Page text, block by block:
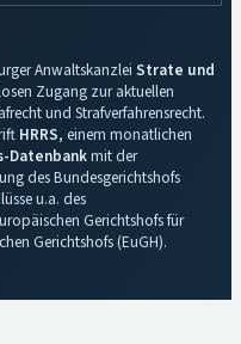
Anwaltskanzlei Strate und
Zugang zur aktuellen
und Strafverfahrensrecht.
HRRS, einem monatlichen
Datenbankmit der
des Bundesgerichtshofs
u.a. des
Gerichtshofs für
Gerichtshofs (EuGH).